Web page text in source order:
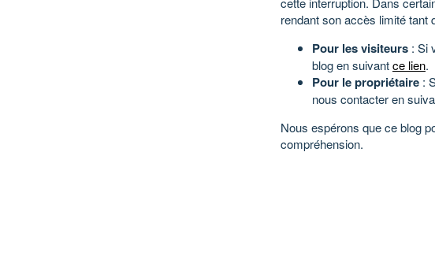
rendant son accès limité tant
Pour les visiteurs : Si
blog en suivantce lien.
Pour le propriétaire :
nous contacter en
Nous espérons que ce blog
compréhension.